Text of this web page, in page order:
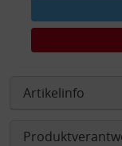
Artikelinfo